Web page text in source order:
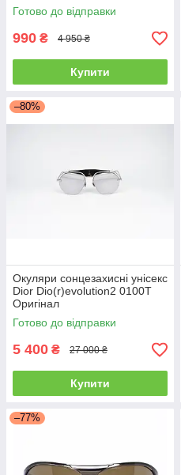
Готово до відправки
990 ₴ 4 950 ₴
Купити
–80%
Окуляри сонцезахисні унісекс
Dior Dio(r)evolution2 0100T
Оригінал
Готово до відправки
5 400 ₴ 27 000 ₴
Купити
–77%